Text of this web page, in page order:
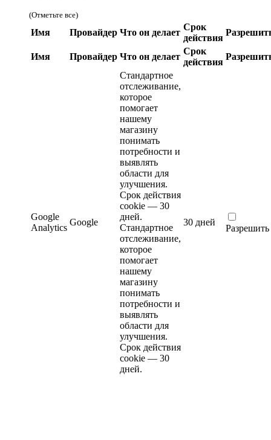
(Отметьте все)
Имя Провайдер Что он делает
Срок
действия
Имя Провайдер Что он делает
Срок
действия
Google
Analytics
Google
Стандартное
отслеживание,
которое
помогает
нашему
магазину
понимать
потребности и
выявлять
области для
улучшения.
Срок действия
cookie — 30
дней.
Стандартное
отслеживание,
которое
помогает
нашему
магазину
понимать
потребности и
выявлять
области для
улучшения.
Срок действия
cookie — 30
дней.
30 дней
Разрешить